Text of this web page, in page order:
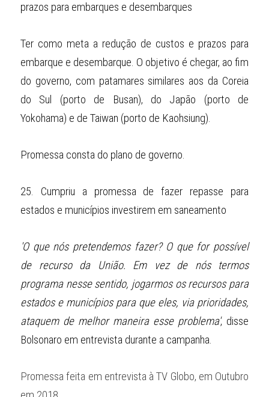
prazos para embarques e desembarques
Ter como meta a redução de custos e prazos para
embarque e desembarque. O objetivo é chegar, ao fim
do governo, com patamares similares aos da Coreia
do Sul (porto de Busan), do Japão (porto de
Yokohama) e de Taiwan (porto de Kaohsiung).
Promessa consta do plano de governo.
25.
Cumpriu a promessa de fazer repasse para
estados e municípios investirem em saneamento
'O que nós pretendemos fazer? O que for possível
de recurso da União. Em vez de nós termos
programa nesse sentido, jogarmos os recursos para
estados e municípios para que eles, via prioridades,
ataquem de melhor maneira esse problema', disse
Bolsonaro em entrevista durante a campanha.
Promessa feita em entrevista à TV Globo, em Outubro